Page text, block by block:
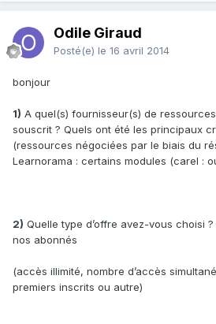
Odile Giraud
Posté(e) le 16 avril 2014
bonjour
1) A quel(s) fournisseur(s) de
souscrit ? Quels ont été les principaux
(ressources négociées par le biais du
Learnorama : certains modules (carel :
2) Quelle type d’offre avez-vous choisi
nos abonnés
(accès illimité, nombre d’accès
premiers inscrits ou autre)